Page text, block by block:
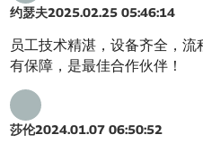
约瑟夫2025.02.25 05:46:14
员工技术精湛，设备齐全，
有保障，是最佳合作伙伴！
莎伦2024.01.07 06:50:52